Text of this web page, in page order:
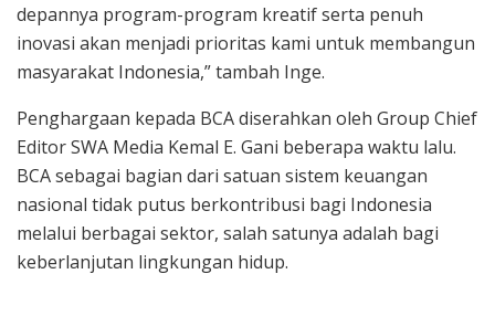
depannya program-program kreatif serta penuh
inovasi akan menjadi prioritas kami untuk membangun
masyarakat Indonesia,” tambah Inge.
Penghargaan kepada BCA diserahkan oleh Group Chief
Editor SWA Media Kemal E. Gani beberapa waktu lalu.
BCA sebagai bagian dari satuan sistem keuangan
nasional tidak putus berkontribusi bagi Indonesia
melalui berbagai sektor, salah satunya adalah bagi
keberlanjutan lingkungan hidup.